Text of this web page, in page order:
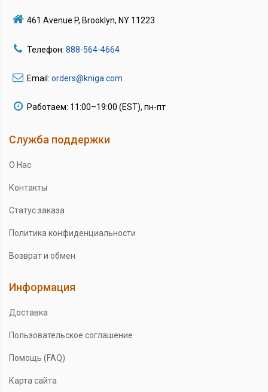
461 Avenue P, Brooklyn, NY 11223
Телефон: 888-564-4664
Email: orders@kniga.com
Работаем: 11:00–19:00 (EST), пн-пт
Служба поддержки
О Нас
Контакты
Статус заказа
Политика конфиденциальности
Возврат и обмен
Информация
Доставка
Пользовательское соглашение
Помощь (FAQ)
Карта сайта